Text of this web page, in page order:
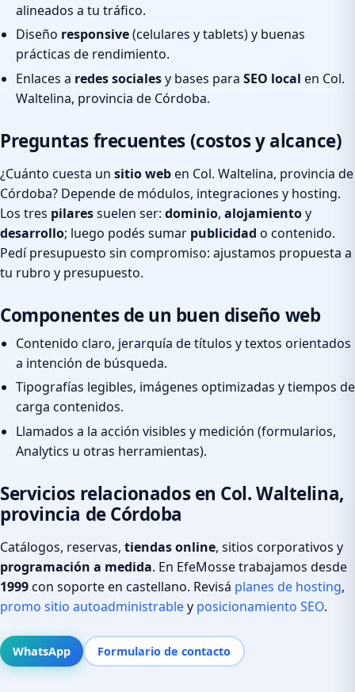
alineados a tu tráfico.
Diseño responsive(celulares y tablets) y buenas
prácticas de rendimiento.
Enlaces a redes socialesy bases para SEO local en Col.
Waltelina, provincia de Córdoba.
Preguntas frecuentes (costos y alcance)
¿Cuánto cuesta un sitio weben Col. Waltelina, provincia de
Córdoba? Depende de módulos, integraciones y hosting.
Los tres pilaressuelen ser: dominio, alojamientoy
desarrollo; luego podés sumar publicidad o contenido.
Pedí presupuesto sin compromiso: ajustamos propuesta a
tu rubro y presupuesto.
Componentes de un buen diseño web
Contenido claro, jerarquía de títulos y textos orientados
a intención de búsqueda.
Tipografías legibles, imágenes optimizadas y tiempos de
carga contenidos.
Llamados a la acción visibles y medición (formularios,
Analytics u otras herramientas).
Servicios relacionados en Col. Waltelina,
provincia de Córdoba
Catálogos, reservas, tiendas online, sitios corporativos y
programación a medida. En EfeMosse trabajamos desde
1999con soporte en castellano. Revisá planes de hosting,
promo sitio autoadministrabley posicionamiento SEO.
WhatsApp Formulario de contacto